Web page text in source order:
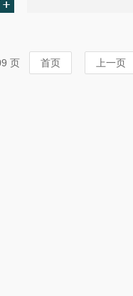
页 首页 上一页